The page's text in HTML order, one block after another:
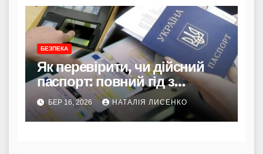
БЕЗПЕКА
Як перевірити, чи дійсний
паспорт: повний гід з
перевірки
БЕР 16, 2026 НАТАЛІЯ ЛИСЕНКО